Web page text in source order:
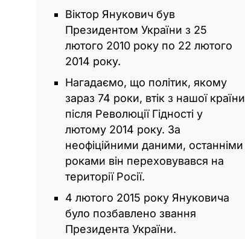
Віктор Янукович був
Президентом України з 25
лютого 2010 року по 22 лютого
2014 року.
Нагадаємо, що політик, якому
зараз 74 роки, втік з нашої країни
після Революції Гідності у
лютому 2014 року. За
неофіційними даними, останніми
роками він переховувався на
території Росії.
4 лютого 2015 року Януковича
було позбавлено звання
Президента України.